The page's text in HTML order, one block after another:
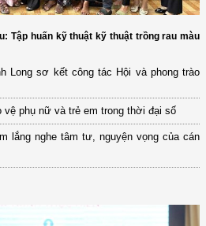
Tập huấn kỹ thuật kỹ thuật trồng rau màu
Long sơ kết công tác Hội và phong trào
vệ phụ nữ và trẻ em trong thời đại số
lắng nghe tâm tư, nguyện vọng của cán